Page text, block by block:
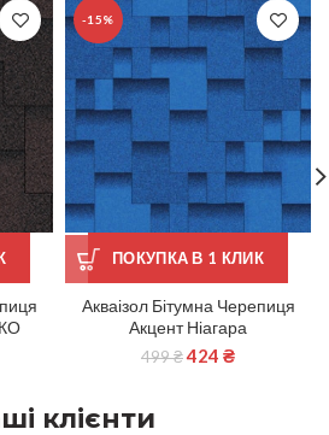
-15%
ПОКУПКА В 1 КЛИК
Акваізол Бітумна Черепиця
Акцент Ніагара
499₴424 ₴
клієнти